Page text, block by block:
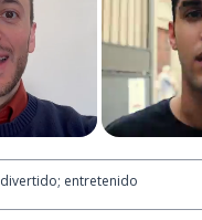
divertido; entretenido